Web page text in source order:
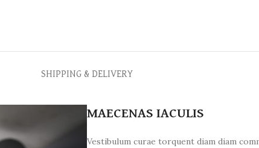
SHIPPING & DELIVERY
MAECENAS IACULIS
Vestibulum curae torquent diam diam